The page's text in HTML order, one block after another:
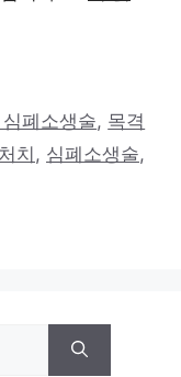
폐소생술, 목격
치, 심폐소생술,